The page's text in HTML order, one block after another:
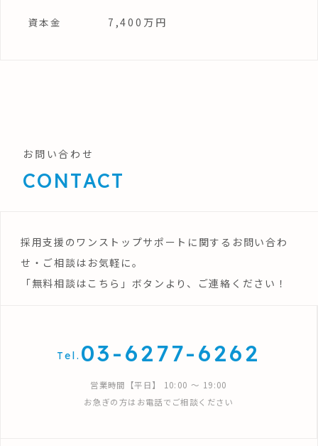
資本金 7,400万円
お問い合わせ
CONTACT
採用支援のワンストップサポートに関するお問い合わ
せ・ご相談はお気軽に。
「無料相談はこちら」ボタンより、ご連絡ください！
Tel. 03-6277-6262
営業時間【平日】 10:00 〜 19:00
お急ぎの方はお電話でご相談ください